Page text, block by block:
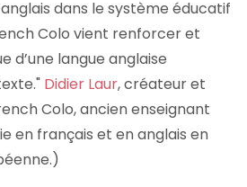
dans le système éducatif
Colo vient renforcer et
d’une langue anglaise
Didier Laur, créateur et
Colo, ancien enseignant
en français et en anglais en